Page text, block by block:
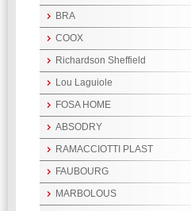
BRA
COOX
Richardson Sheffield
Lou Laguiole
FOSA HOME
ABSODRY
RAMACCIOTTI PLAST
FAUBOURG
MARBOLOUS